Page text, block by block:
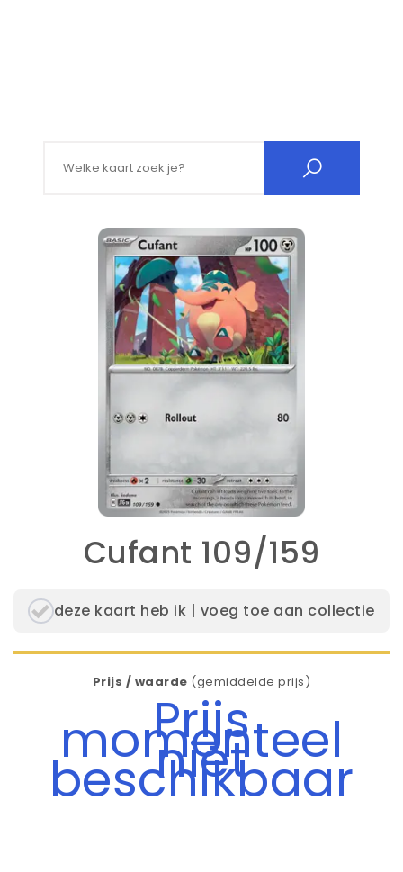
Cufant 109/159
deze kaart heb ik | voeg toe aan collectie
Prijs / waarde (gemiddelde prijs)
Prijs
momenteel
niet
beschikbaar